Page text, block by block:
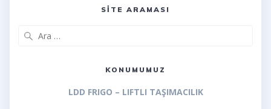
SITE ARAMASI
KONUMUMUZ
LDD FRIGO – LIFTLI TAŞIMACILIK